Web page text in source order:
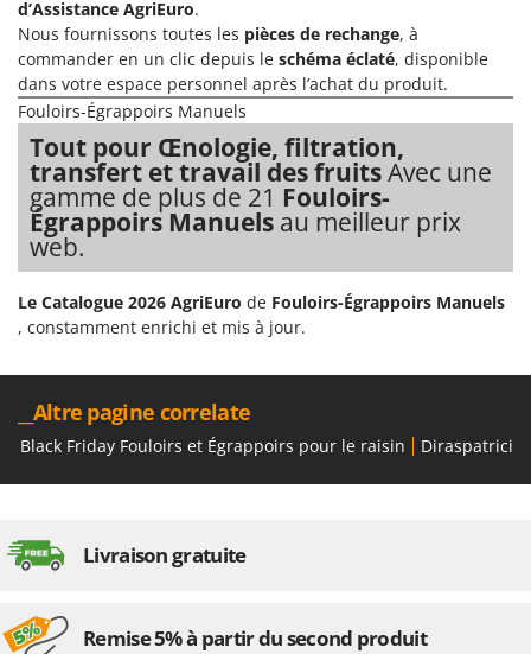
d’Assistance AgriEuro.
Nous fournissons toutes les pièces de rechange, à
commander en un clic depuis le schéma éclaté, disponible
dans votre espace personnel après l’achat du produit.
Fouloirs-Égrappoirs Manuels
Tout pour Œnologie, filtration,
transfert et travail des fruitsAvec une
gamme de plus de 21 Fouloirs-
Égrappoirs Manuels au meilleur prix
web.
Le Catalogue 2026 AgriEuro de Fouloirs-Égrappoirs Manuels
, constamment enrichi et mis à jour.
__Altre pagine correlate
Black Friday Fouloirs et Égrappoirs pour le raisin Diraspatrici -
Livraison gratuite
Remise 5% à partir du second produit